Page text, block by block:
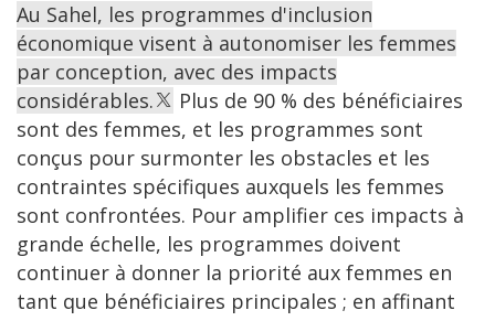
Au Sahel, les programmes d'inclusion
économique visent à autonomiser les femmes
par conception, avec des impacts
considérables.
Plus de 90 % des bénéficiaires
sont des femmes, et les programmes sont
conçus pour surmonter les obstacles et les
contraintes spécifiques auxquels les femmes
sont confrontées. Pour amplifier ces impacts à
grande échelle, les programmes doivent
continuer à donner la priorité aux femmes en
tant que bénéficiaires principales ; en affinant